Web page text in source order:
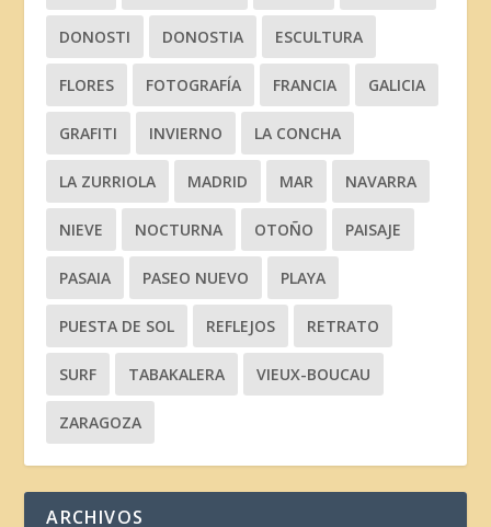
DONOSTI DONOSTIA ESCULTURA
FLORES FOTOGRAFÍA FRANCIA GALICIA
GRAFITI INVIERNO LA CONCHA
LA ZURRIOLA MADRID MAR NAVARRA
NIEVE NOCTURNA OTOÑO PAISAJE
PASAIA PASEO NUEVO PLAYA
PUESTA DE SOL REFLEJOS RETRATO
SURF TABAKALERA VIEUX-BOUCAU
ZARAGOZA
ARCHIVOS